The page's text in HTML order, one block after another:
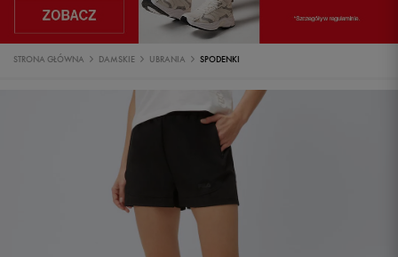
STRONA GŁÓWNA DAMSKIE UBRANIA SPODENKI